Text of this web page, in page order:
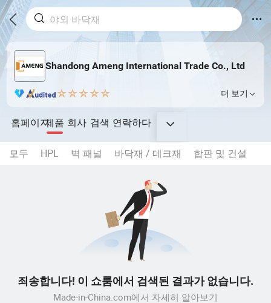
Shandong Ameng International Trade Co., Ltd
더 보기
홈페이지제품 회사 검색 연락하다
모두 HPL 벽 패널 바닥재 / 데크재 합판 및 건설
죄송합니다! 이 쇼룸에서 검색된 결과가 없습니다.
Made-in-China.com에서 자세히 알아보기